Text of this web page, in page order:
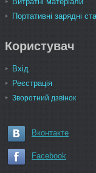
Портативні зарядні
Користувач
Вхід
Реєстрація
Зворотний дзвінок
Вконтакте
Facebook